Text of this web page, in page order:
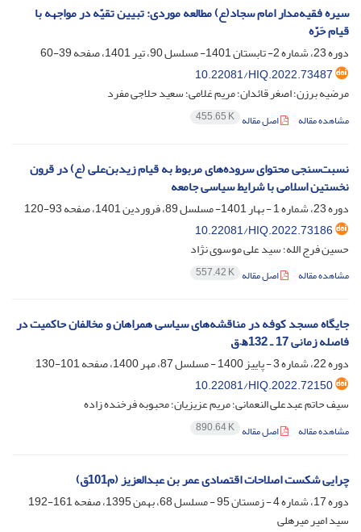
سیره فقیه‌مدار امام سجاد(ع) مطالعه موردی: تبیین تقیّه در مواجهه با
قیام حَرّه
دوره 23، شماره 2- تابستان 1401- مسلسل 90، تیر 1401، صفحه
39-60
10.22081/HIQ.2022.73487
مرضیه برزن؛ اصغر قائدان؛ مریم غلامی؛ سعید حلاجی مفرد
مشاهده مقاله اصل مقاله 455.65 K
نسبت‌سنجی محتوای سروده‌های مربوط به قیام زیدبن‌علی (ع) در قرون
نخستین اسلامی با شرایط سیاسی جامعه
دوره 23، شماره 1 - بهار 1401- مسلسل 89، فروردین 1401، صفحه
93-120
10.22081/HIQ.2022.73186
حسین فرج الله؛ سید علی موسوی نژاد
مشاهده مقاله اصل مقاله 557.42 K
جایگاه مسجد کوفه در مناقشه‌های سیاسی همراهان و مخالفان حاکمیت در
فاصله‌ زمانی 17 ـ 132ﻫ.ق
دوره 22، شماره 3 - پاییز 1400 - مسلسل 87، مهر 1400، صفحه
101-130
10.22081/HIQ.2022.72150
سیف حاتم عبدعلی النعمانی؛ مریم عزیزیان؛ محبوبه فرخنده زاده
مشاهده مقاله اصل مقاله 890.64 K
چرایی شکست اصلاحات اقتصادی عمر بن عبدالعزیز (م101ق)
دوره 17، شماره 4 - زمستان 95 - مسلسل 68، بهمن 1395، صفحه
161-192
سید امیر میرهلی